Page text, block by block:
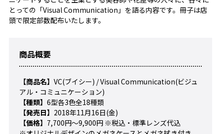
とっての「Visual Communication」を語る内容です。冊子は店
頭で限定部数配布いたします。
商品概要
【商品名】 VC(ブイシー) / Visual Communication(ビジュ
アル・コミュニケーション)
【種類】 6型各3色全18種類
【発売日】 2018年11月16日(金)
【価格】 7,700円～9,900円 ※税込・標準レンズ代込